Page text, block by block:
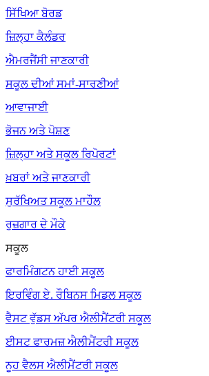
ਸਿੱਖਿਆ ਬੋਰਡ
ਜ਼ਿਲ੍ਹਾ ਕੈਲੰਡਰ
ਐਮਰਜੈਂਸੀ ਜਾਣਕਾਰੀ
ਸਕੂਲ ਦੀਆਂ ਸਮਾਂ-ਸਾਰਣੀਆਂ
ਆਵਾਜਾਈ
ਭੋਜਨ ਅਤੇ ਪੋਸ਼ਣ
ਜ਼ਿਲ੍ਹਾ ਅਤੇ ਸਕੂਲ ਰਿਪੋਰਟਾਂ
ਖ਼ਬਰਾਂ ਅਤੇ ਜਾਣਕਾਰੀ
ਸੁਰੱਖਿਅਤ ਸਕੂਲ ਮਾਹੌਲ
ਰੁਜ਼ਗਾਰ ਦੇ ਮੌਕੇ
ਸਕੂਲ
ਫਾਰਮਿੰਗਟਨ ਹਾਈ ਸਕੂਲ
ਇਰਵਿੰਗ ਏ. ਰੌਬਿਨਸ ਮਿਡਲ ਸਕੂਲ
ਵੈਸਟ ਵੁੱਡਸ ਅੱਪਰ ਐਲੀਮੈਂਟਰੀ ਸਕੂਲ
ਈਸਟ ਫਾਰਮਜ਼ ਐਲੀਮੈਂਟਰੀ ਸਕੂਲ
ਨੂਹ ਵੈਲਸ ਐਲੀਮੈਂਟਰੀ ਸਕੂਲ